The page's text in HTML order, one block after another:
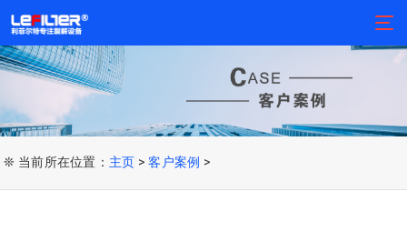
❊ 当前所在位置： 主页 >客户案例 >